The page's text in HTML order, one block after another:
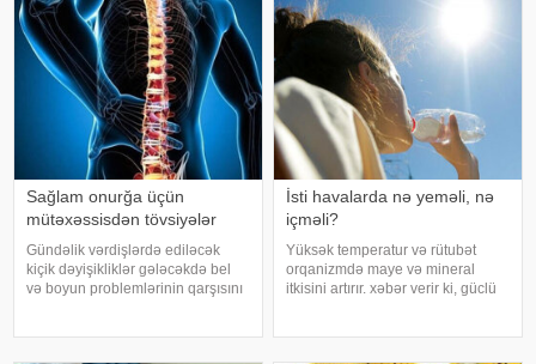
yüksə
Sağlam onurğa üçün
mütəxəssisdən tövsiyələr
Gündəlik vərdişlərdə ediləcək
kiçik dəyişikliklər gələcəkdə bel
və boyun problemlərinin qarşısını
İsti havalarda nə yeməli, nə
içməli?
Yüksək temperatur və rütubət
orqanizmdə maye və mineral
itkisini artırır. xəbər verir ki, güclü